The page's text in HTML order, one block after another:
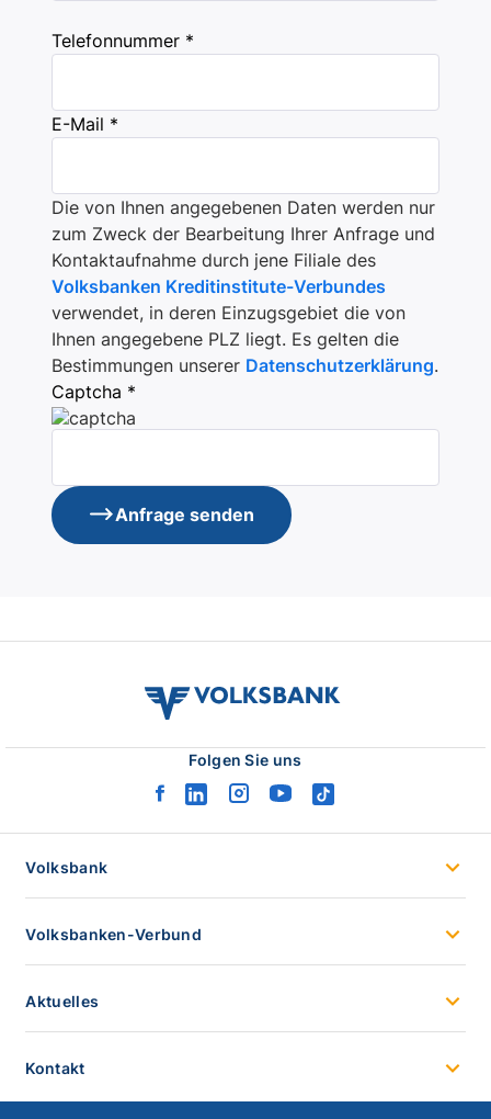
Telefonnummer *
E-Mail *
Die von Ihnen angegebenen Daten werden nur
zum Zweck der Bearbeitung Ihrer Anfrage und
Kontaktaufnahme durch jene Filiale des
Volksbanken Kreditinstitute-Verbundes
verwendet, in deren Einzugsgebiet die von
Ihnen angegebene PLZ liegt. Es gelten die
Bestimmungen unserer Datenschutzerklärung.
Captcha *
Anfrage senden
volksbank
Folgen Sie uns
facebook
linkedininstagram
youtubetiktok
Volksbank
Volksbanken-Verbund
Aktuelles
Kontakt